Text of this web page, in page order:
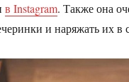
в Instagram. Также она
и наряжать их